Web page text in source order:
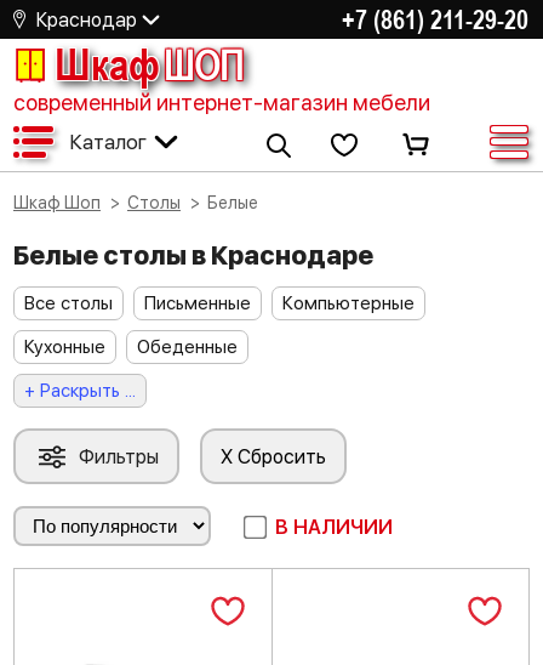
Краснодар +7 (861) 211-29-20
ШкафШОП
современный интернет-магазин мебели
Каталог
Шкаф Шоп Столы Белые
Белые столы в Краснодаре
Все столы Письменные
Компьютерные
Кухонные
Обеденные
+ Раскрыть ...
Фильтры X Сбросить
В НАЛИЧИИ